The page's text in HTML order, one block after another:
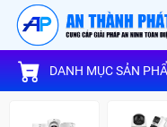
DANH MỤC SẢN